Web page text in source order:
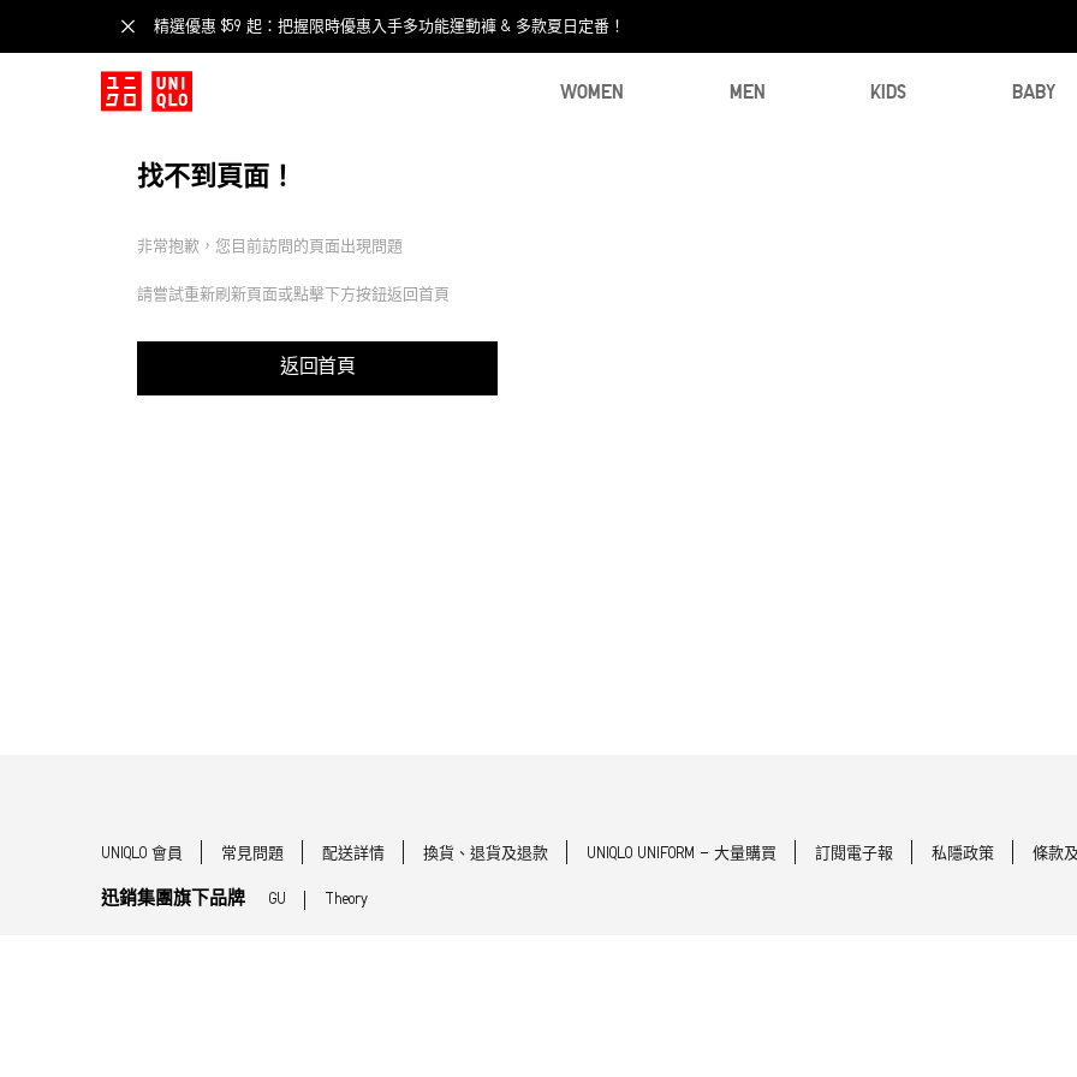
精選優惠 $59 起：把握限時優惠入手多功能運動褲 & 多款夏日定番！​
WOMEN MEN KIDS BABY
找不到頁面！
非常抱歉，您目前訪問的頁面出現問題
請嘗試重新刷新頁面或點擊下方按鈕返回首頁
返回首頁
UNIQLO 會員 常見問題 配送詳情 換貨、退貨及退款 UNIQLO UNIFORM - 大量購買 訂閱電子報 私隱政策 條款
迅銷集團旗下品牌 GU Theory